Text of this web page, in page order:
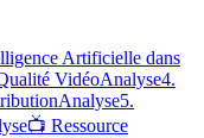
Artificielle dans
VidéoAnalyse4.
Analyse5.
📺 Ressource